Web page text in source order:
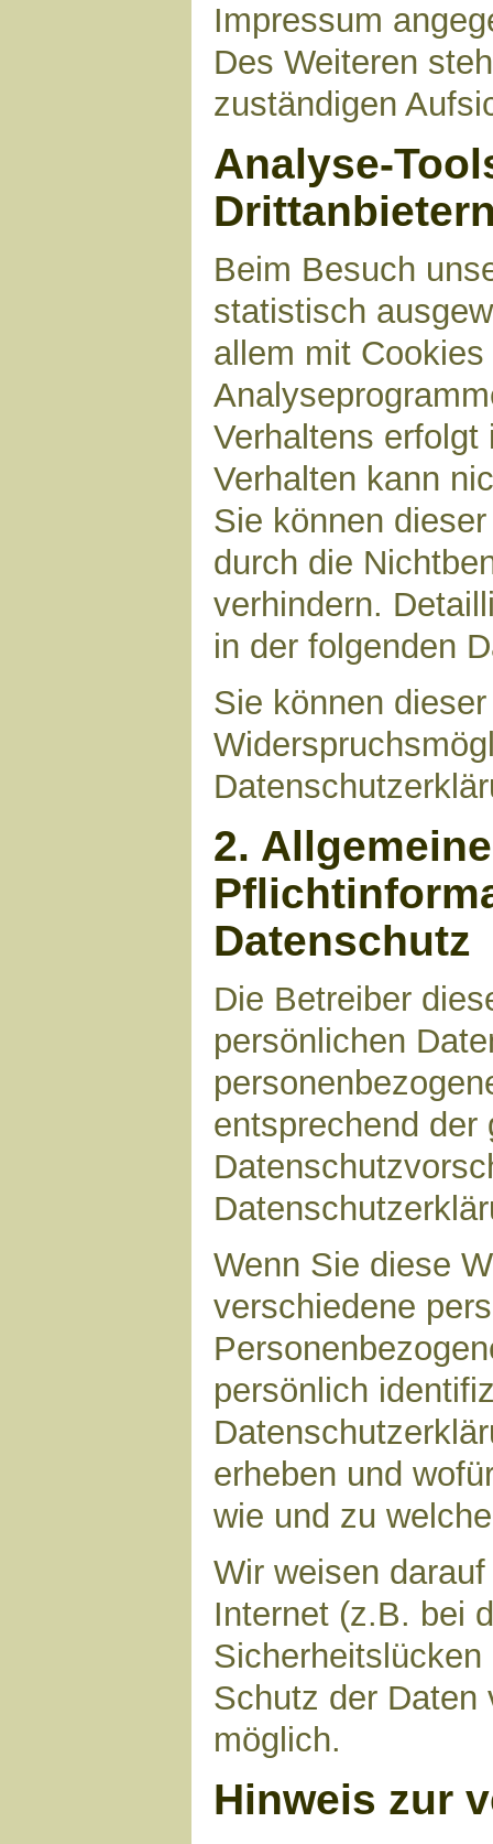
Impressum
Des Weiteren
zuständigen
Analyse-
Beim Besuch
statistisch
allem mit
Verhaltens
Verhalten kann
Sie können
durch die
verhindern.
in der folgenden
Sie können
2.
Datenschutz
Die Betreiber
persönlichen
entsprechend der
Wenn Sie diese
verschiedene
persönlich
erheben und
wie und zu
Wir weisen
Internet (z.B. bei
Schutz der Daten
möglich.
Hinweis zur